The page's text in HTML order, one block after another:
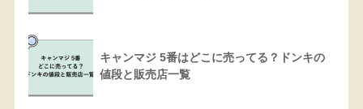
キャンマジ 5番はどこに売ってる？ドンキの
値段と販売店一覧